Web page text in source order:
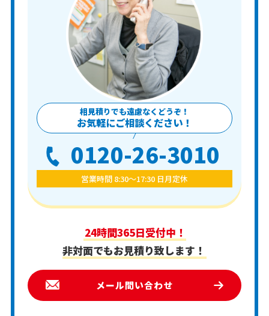
相見積りでも遠慮なくどうぞ！
お気軽にご相談ください！
0120-26-3010
営業時間 8:30〜17:30 日月定休
24時間365日受付中！
非対面でもお見積り致します！
メール問い合わせ